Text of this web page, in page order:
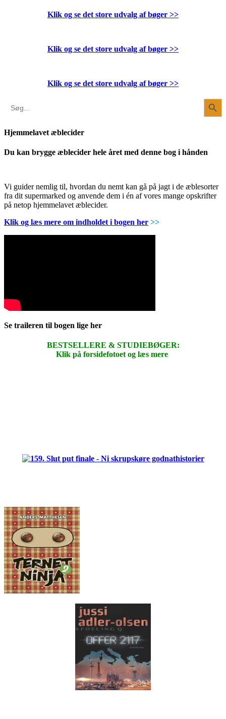
Klik og se det store udvalg af bøger >>
Klik og se det store udvalg af bøger >>
Klik og se det store udvalg af bøger >>
for:
Search Button
Hjemmelavet æblecider
Du kan brygge æblecider hele året med denne bog i hånden
Vi guider nemlig til, hvordan du nemt kan gå på jagt i de æblesorter
fra dit supermarked og anvende dem i én af vores mange opskrifter
på netop hjemmelavet æblecider.
Klik og læs mere om indholdet i bogen her >>
Se traileren til bogen lige her
BESTSELLERE & STUDIEBØGER:
Klik på forsidefotoet og læs mere